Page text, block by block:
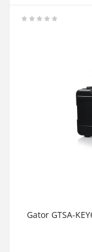
Gator GTSA-